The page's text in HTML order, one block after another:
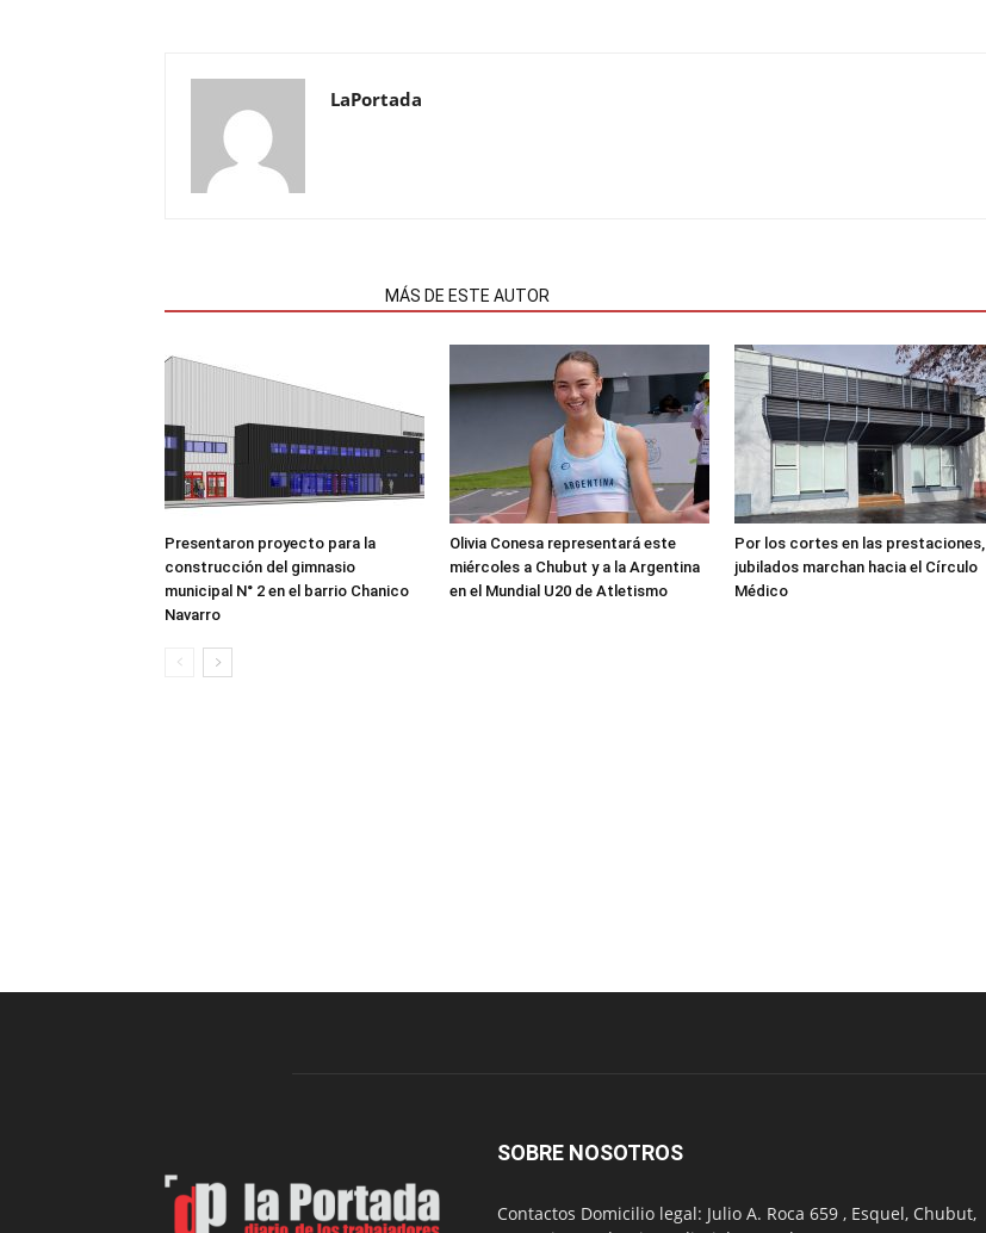
LaPortada
MÁS DE ESTE AUTOR
Presentaron proyecto para la
construcción del gimnasio
municipal N° 2 en el barrio Chanico
Navarro
Olivia Conesa representará este
miércoles a Chubut y a la Argentina
en el Mundial U20 de Atletismo
Por los cortes en las prestaciones,
jubilados marchan hacia el Círculo
Médico
SOBRE NOSOTROS
Contactos Domicilio legal: Julio A. Roca 659 , Esquel, Chubut,